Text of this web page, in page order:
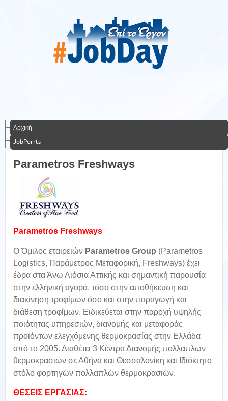
Αρχική
JobPoints
Parametros Freshways
Parametros Freshways
O Όμιλος εταιρειών Parametros Group (Parametros
Logistics, Παράμετρος Μεταφορική, Freshways) έχει
έδρα στα Άνω Λιόσια Αττικής και σημαντική παρουσία
στην ελληνική αγορά, τόσο στην αποθήκευση και
διακίνηση τροφίμων όσο και στην παραγωγή και
διάθεση τροφίμων. Ειδικεύεται στην παροχή υψηλής
ποιότητας υπηρεσιών, διανομής και μεταφοράς
προϊόντων ελεγχόμενης θερμοκρασίας στην Ελλάδα
από το 2005. Διαθέτει 3 Κέντρα Διανομής πολλαπλών
θερμοκρασιών σε Αθήνα και Θεσσαλονίκη και Ιδιόκτητο
στόλο φορτηγών πολλαπλών θερμοκρασιών.
ΘΕΣΕΙΣ ΕΡΓΑΣΙΑΣ: